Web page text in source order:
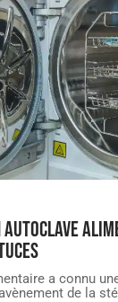
autoclave
a connu
de la